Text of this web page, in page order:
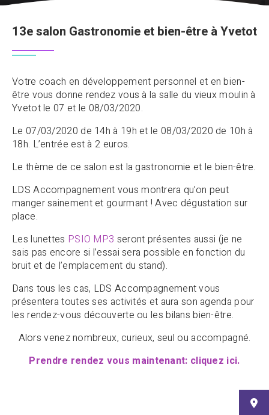
13e salon Gastronomie et bien-être à Yvetot
Votre coach en développement personnel et en bien-
être vous donne rendez vous à la salle du vieux moulin à
Yvetot le 07 et le 08/03/2020.
Le 07/03/2020 de 14h à 19h et le 08/03/2020 de 10h à
18h. L’entrée est à 2 euros.
Le thème de ce salon est la gastronomie et le bien-être.
LDS Accompagnement vous montrera qu’on peut
manger sainement et gourmant ! Avec dégustation sur
place.
Les lunettes PSIO MP3 seront présentes aussi (je ne
sais pas encore si l’essai sera possible en fonction du
bruit et de l’emplacement du stand).
Dans tous les cas, LDS Accompagnement vous
présentera toutes ses activités et aura son agenda pour
les rendez-vous découverte ou les bilans bien-être.
Alors venez nombreux, curieux, seul ou accompagné.
Prendre rendez vous maintenant: cliquez ici.